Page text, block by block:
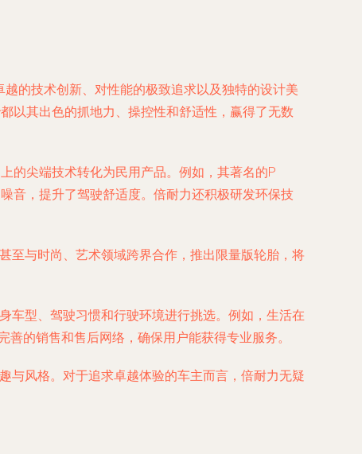
的技术创新、对性能的极致追求以及独特的设计美
以其出色的抓地力、操控性和舒适性，赢得了无数
的尖端技术转化为民用产品。例如，其著名的P
音，提升了驾驶舒适度。倍耐力还积极研发环保技
至与时尚、艺术领域跨界合作，推出限量版轮胎，将
车型、驾驶习惯和行驶环境进行挑选。例如，生活在
的销售和售后网络，确保用户能获得专业服务。
与风格。对于追求卓越体验的车主而言，倍耐力无疑